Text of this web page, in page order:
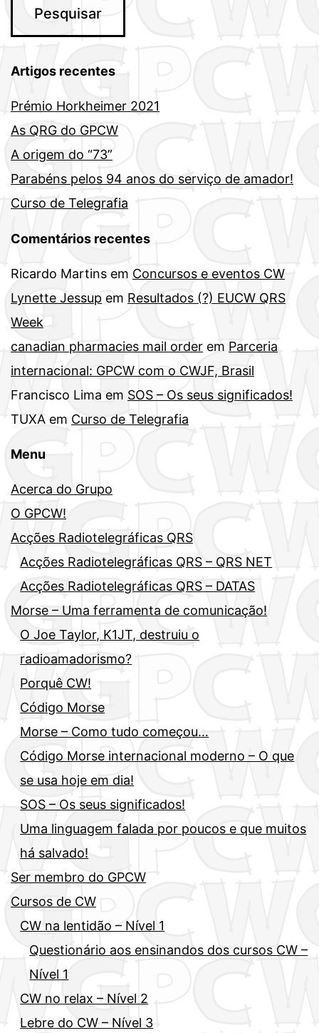
Artigos recentes
Prémio Horkheimer 2021
As QRG do GPCW
A origem do “73”
Parabéns pelos 94 anos do serviço de amador!
Curso de Telegrafia
Comentários recentes
Ricardo Martins em Concursos e eventos CW
Lynette Jessup em Resultados (?) EUCW QRS
Week
canadian pharmacies mail order em Parceria
internacional: GPCW com o CWJF, Brasil
Francisco Lima em SOS – Os seus significados!
TUXA em Curso de Telegrafia
Menu
Acerca do Grupo
O GPCW!
Acções Radiotelegráficas QRS
Acções Radiotelegráficas QRS – QRS NET
Acções Radiotelegráficas QRS – DATAS
Morse – Uma ferramenta de comunicação!
O Joe Taylor, K1JT, destruiu o
radioamadorismo?
Porquê CW!
Código Morse
Morse – Como tudo começou…
Código Morse internacional moderno – O que
se usa hoje em dia!
SOS – Os seus significados!
Uma linguagem falada por poucos e que muitos
há salvado!
Ser membro do GPCW
Cursos de CW
CW na lentidão – Nível 1
Questionário aos ensinandos dos cursos CW –
Nível 1
CW no relax – Nível 2
Lebre do CW – Nível 3